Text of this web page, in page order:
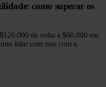
como superar os
de volta a $60.000 em
lidar com isso com a